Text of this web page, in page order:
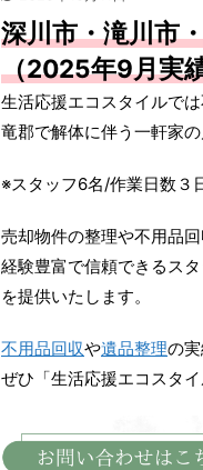
深川市・滝川市
（2025年9月実
生活応援エコスタイルで
竜郡で解体に伴う一軒家
※スタッフ6名/作業日数３
売却物件の整理や不用品
経験豊富で信頼できるス
を提供いたします。
不用品回収や遺品整理の
ぜひ「生活応援エコスタ